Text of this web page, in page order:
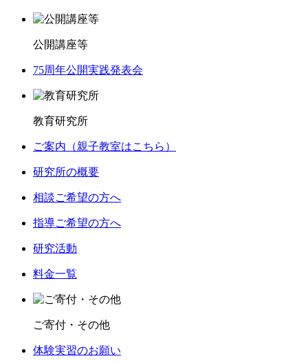
公開講座等
75周年公開実践発表会
教育研究所
ご案内（親子教室はこちら）
研究所の概要
相談ご希望の方へ
指導ご希望の方へ
研究活動
料金一覧
ご寄付・その他
体験実習のお願い